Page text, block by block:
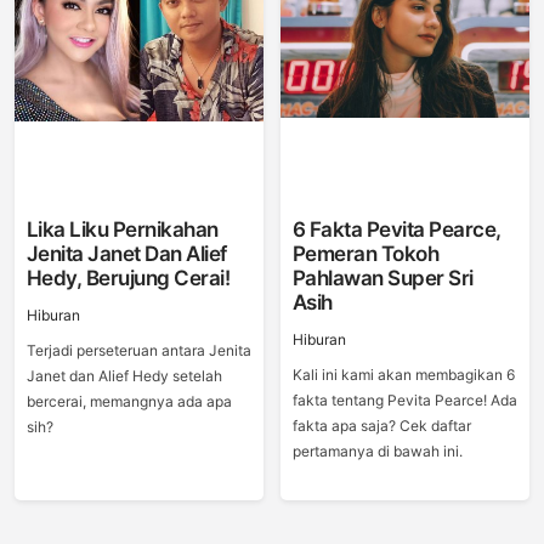
Lika Liku Pernikahan
Jenita Janet Dan Alief
Hedy, Berujung Cerai!
Hiburan
Terjadi perseteruan antara Jenita
Janet dan Alief Hedy setelah
bercerai, memangnya ada apa
sih?
6 Fakta Pevita Pearce,
Pemeran Tokoh
Pahlawan Super Sri
Asih
Hiburan
Kali ini kami akan membagikan 6
fakta tentang Pevita Pearce! Ada
fakta apa saja? Cek daftar
pertamanya di bawah ini.